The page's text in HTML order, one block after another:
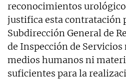
reconocimientos
justifica esta contratación
Subdirección General de
de Inspección de Servicios
medios humanos ni
suficientes para la